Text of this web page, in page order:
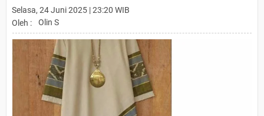
Selasa, 24 Juni 2025 | 23:20 WIB
Oleh :
Olin S